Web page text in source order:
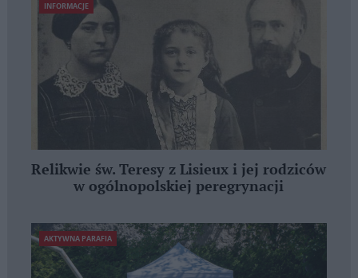
INFORMACJE
Relikwie św. Teresy z Lisieux i jej rodziców
w ogólnopolskiej peregrynacji
AKTYWNA PARAFIA